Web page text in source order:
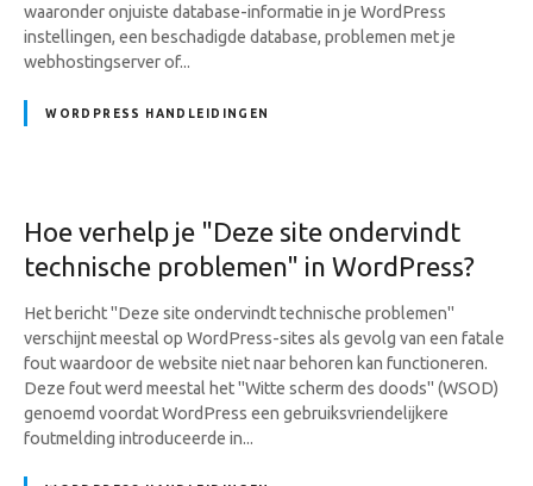
waaronder onjuiste database-informatie in je WordPress
instellingen, een beschadigde database, problemen met je
webhostingserver of...
WORDPRESS HANDLEIDINGEN
Hoe verhelp je "Deze site ondervindt
technische problemen" in WordPress?
Het bericht "Deze site ondervindt technische problemen"
verschijnt meestal op WordPress-sites als gevolg van een fatale
fout waardoor de website niet naar behoren kan functioneren.
Deze fout werd meestal het "Witte scherm des doods" (WSOD)
genoemd voordat WordPress een gebruiksvriendelijkere
foutmelding introduceerde in...